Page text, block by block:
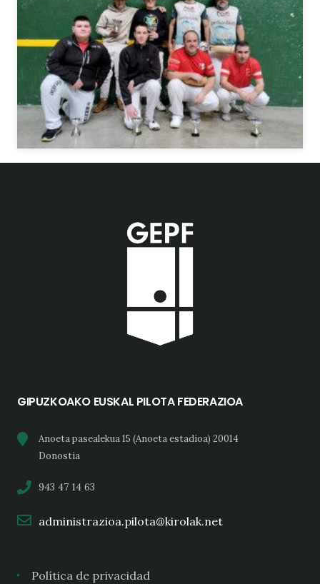
GIPUZKOAKO EUSKAL PILOTA FEDERAZIOA
Anoeta pasealekua 15 (Anoeta estadioa) 20014
Donostia
943 47 14 63
administrazioa.pilota@kirolak.net
Política de privacidad